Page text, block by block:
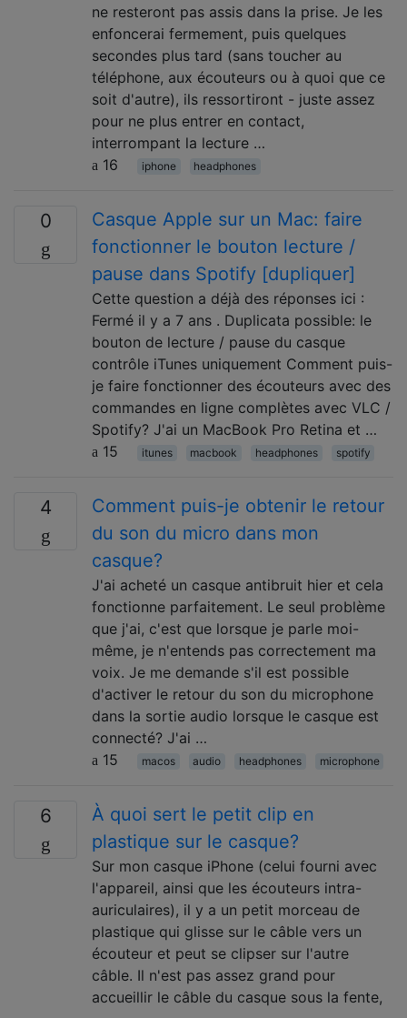
ne resteront pas assis dans la prise. Je les
enfoncerai fermement, puis quelques
secondes plus tard (sans toucher au
téléphone, aux écouteurs ou à quoi que ce
soit d'autre), ils ressortiront - juste assez
pour ne plus entrer en contact,
interrompant la lecture …
16
iphone headphones
0
Casque Apple sur un Mac: faire
fonctionner le bouton lecture /
pause dans Spotify [dupliquer]
Cette question a déjà des réponses ici :
Fermé il y a 7 ans . Duplicata possible: le
bouton de lecture / pause du casque
contrôle iTunes uniquement Comment puis-
je faire fonctionner des écouteurs avec des
commandes en ligne complètes avec VLC /
Spotify? J'ai un MacBook Pro Retina et …
15
itunes macbook headphones spotify
4
Comment puis-je obtenir le retour
du son du micro dans mon
casque?
J'ai acheté un casque antibruit hier et cela
fonctionne parfaitement. Le seul problème
que j'ai, c'est que lorsque je parle moi-
même, je n'entends pas correctement ma
voix. Je me demande s'il est possible
d'activer le retour du son du microphone
dans la sortie audio lorsque le casque est
connecté? J'ai …
15
macos audio headphones microphone
6
À quoi sert le petit clip en
plastique sur le casque?
Sur mon casque iPhone (celui fourni avec
l'appareil, ainsi que les écouteurs intra-
auriculaires), il y a un petit morceau de
plastique qui glisse sur le câble vers un
écouteur et peut se clipser sur l'autre
câble. Il n'est pas assez grand pour
accueillir le câble du casque sous la fente,